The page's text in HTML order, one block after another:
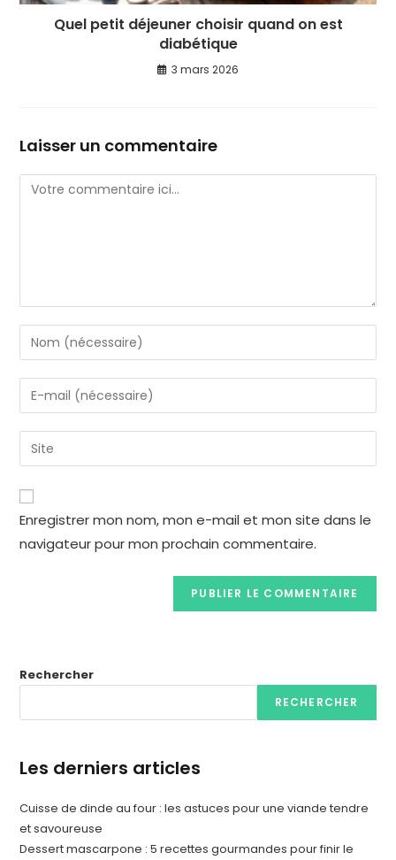
Quel petit déjeuner choisir quand on est
diabétique
3 mars 2026
Laisser un commentaire
Enregistrer mon nom, mon e-mail et mon site dans le
navigateur pour mon prochain commentaire.
Rechercher
RECHERCHER
Les derniers articles
Cuisse de dinde au four : les astuces pour une viande tendre
et savoureuse
Dessert mascarpone : 5 recettes gourmandes pour finir le